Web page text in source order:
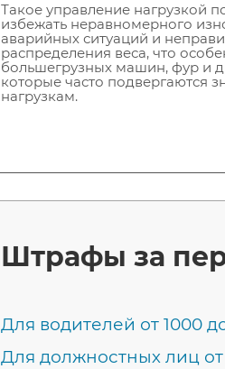
Такое управление нагрузкой
избежать неравномерного
аварийных ситуаций и
распределения веса, что
большегрузных машин, фур и
которые часто подвергаются
нагрузкам.
Штрафы за
Для водителей от 1000
Для должностных лиц